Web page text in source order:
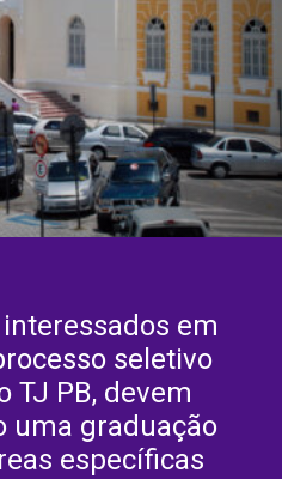
em
seletivo
TJ PB, devem
uma graduação
específicas